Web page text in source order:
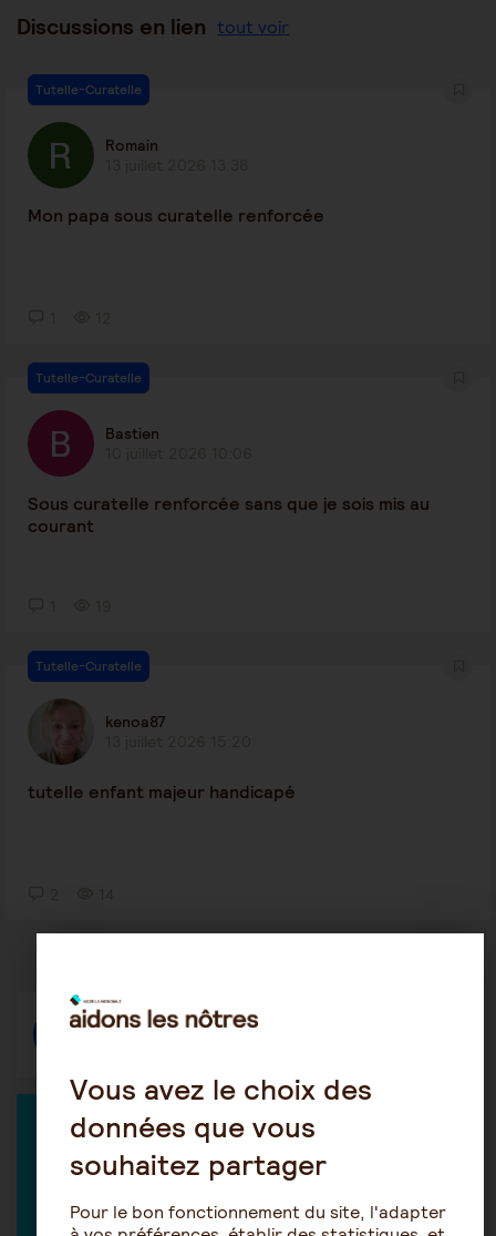
Discussions en lien tout voir
Tutelle-Curatelle
Romain
Mon papa sous curatelle renforcée
Tutelle-Curatelle
Bastien
Sous curatelle renforcée sans que je sois mis au
courant
Tutelle-Curatelle
kenoa87
tutelle enfant majeur handicapé
EXPERT DANS LA DISCUSSION
Vous avez le choix des
données que vous
souhaitez partager
Pour le bon fonctionnement du site, l'adapter